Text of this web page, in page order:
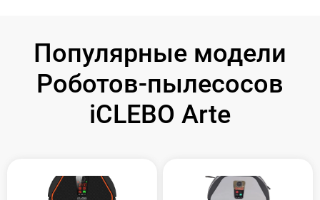
Популярные модели
Роботов-пылесосов
iCLEBO Arte